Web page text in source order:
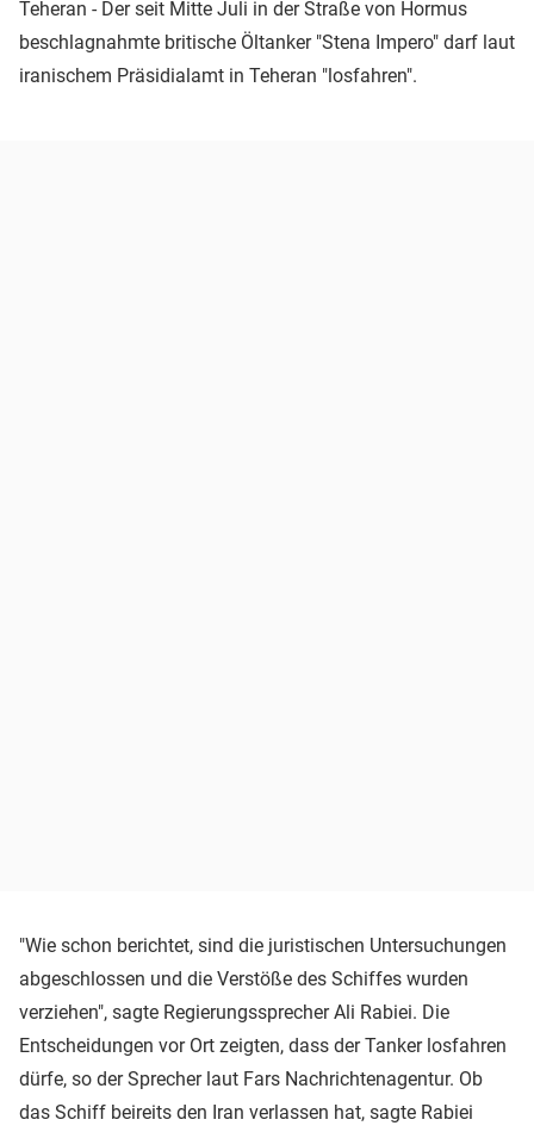
Teheran - Der seit Mitte Juli in der Straße von Hormus
beschlagnahmte britische Öltanker "Stena Impero" darf laut
iranischem Präsidialamt in Teheran "losfahren".
"Wie schon berichtet, sind die juristischen Untersuchungen
abgeschlossen und die Verstöße des Schiffes wurden
verziehen", sagte Regierungssprecher Ali Rabiei. Die
Entscheidungen vor Ort zeigten, dass der Tanker losfahren
dürfe, so der Sprecher laut Fars Nachrichtenagentur. Ob
das Schiff beireits den Iran verlassen hat, sagte Rabiei